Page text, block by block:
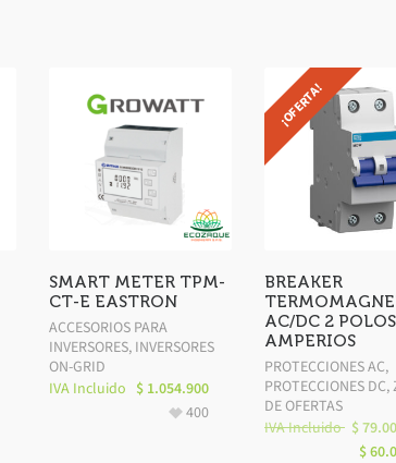
SMART METER TPM-
CT-E EASTRON
ACCESORIOS PARA
INVERSORES, INVERSORES
ON-GRID
IVA Incluido $1.054.900
400
¡OFERTA!
BREAKER
AC/DC 2
AMPERIOS
PROTECCIONES AC,
PROTECCIONES DC,
DE OFERTAS
IVA Incluido $
$